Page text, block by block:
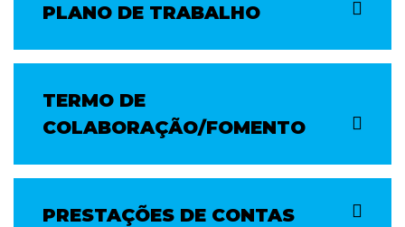
PLANO DE TRABALHO
TERMO DE
COLABORAÇÃO/FOMENTO
PRESTAÇÕES DE CONTAS